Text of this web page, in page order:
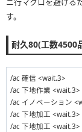
す。
耐久80(工数4500
/ac 確信 <wait.3>
/ac 下地作業 <wait.3>
/ac イノベーション
/ac 下地加工 <wait.3>
/ac 下地加工 <wait.3>